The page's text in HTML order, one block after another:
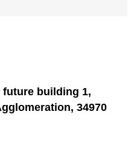
future building 1,
34970